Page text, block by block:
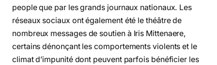
people que par les grands journaux nationaux. Les
réseaux sociaux ont également été le théâtre de
nombreux messages de soutien à Iris Mittenaere,
certains dénonçant les comportements violents et le
climat d’impunité dont peuvent parfois bénéficier les